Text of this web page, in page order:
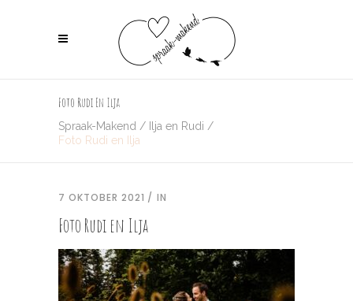
Foto Rudi En Ilja
Spraak-Makend / Ilja en Rudi /
Foto Rudi en Ilja
7 OKTOBER 2021 IN
Foto Rudi en Ilja